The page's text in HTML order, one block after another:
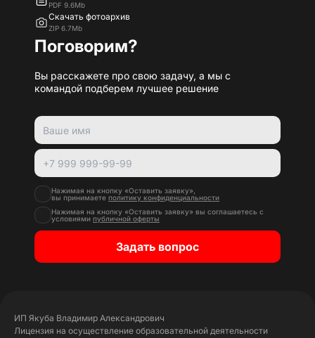
PDF 9.6Mb
Скачать фотоархив
ZIP 6.7Mb
Поговорим?
Вы расскажете про свою задачу, а мы с
командой подберем лучшее решение
Нажимая на кнопку «Оставить заявку»,
вы принимаете политику конфиденциальности
Нажимая на кнопку «Оставить заявку» вы соглашаетесь с
условиями публичной оферты
Задать вопрос
ИП Якуба Владимир Александрович
Лицензия на осуществление образовательной деятельности